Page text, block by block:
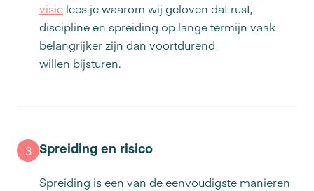
visie lees je waarom wij geloven dat rust,
discipline en spreiding op lange termijn vaak
belangrijker zijn dan voortdurend
willen bijsturen.
3 Spreiding en risico
Spreiding is een van de eenvoudigste manieren